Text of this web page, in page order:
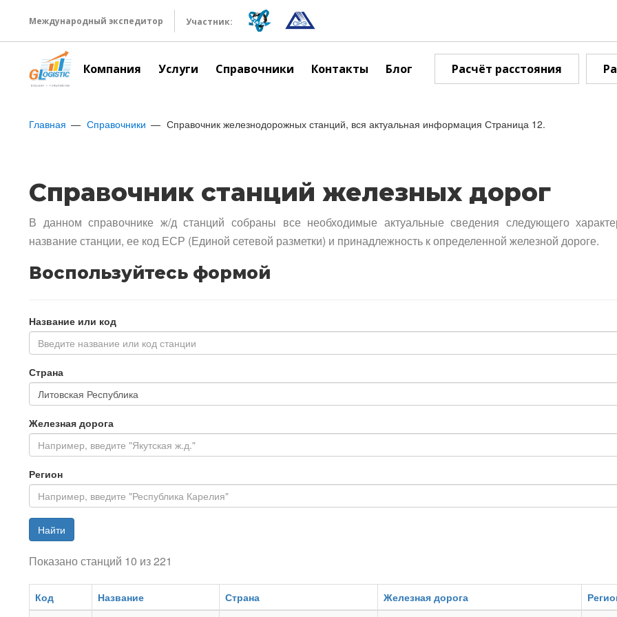
Международный экспедитор Участник:
Компания Услуги Справочники Контакты Блог Расчёт расстояния
Главная Справочники Справочник железнодорожных станций, вся актуальная информация Страница 12.
Справочник станций железных дорог
В данном справочнике ж/д станций собраны все необходимые актуальные сведения следующего
название станции, ее код ЕСР (Единой сетевой разметки) и принадлежность к определенной железной дороге.
Воспользуйтесь формой
Название или код
Введите название или код станции
Страна
Железная дорога
Регион
Найти
Показано станций 10 из 221
Код Название Страна Железная дорога